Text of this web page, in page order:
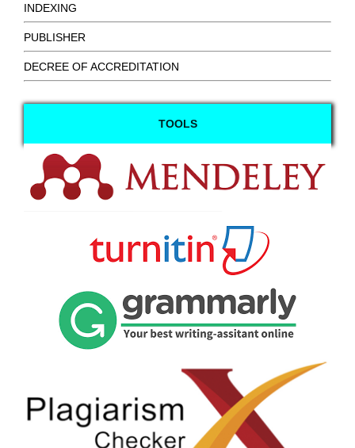
INDEXING
PUBLISHER
DECREE OF ACCREDITATION
TOOLS